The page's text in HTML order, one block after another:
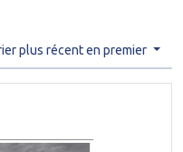
plus récent en premier